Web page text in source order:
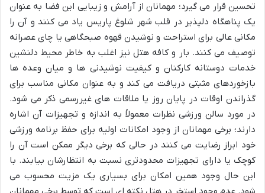
تحسین قرار می گیرد؛ مهمانان از آرامش و زیبایی این فضا به عنوان
یک پناهگاه دلپذیر در قلب شهر شلوغ پاریس یاد می کنند و آن را
مکانی عالی برای استراحت و نوشیدن قهوه صبحگاهی یا چای عصرانه
توصیف می کنند. بار و کافه هتل نیز اغلب به خاطر محیط دلنشین
خدمات دوستانه کارکنان و کیفیت نوشیدنی ها و میان وعده ها
بازخوردهای مثبتی دریافت می کند و به عنوان مکانی مناسب برای
گذراندن اوقات در پایان روز یا ملاقات های غیررسمی ذکر می شود.
در مورد سالن ورزشی نظرات معمولاً به اندازه و تجهیزات آن اشاره
دارند؛ برخی مهمانان از وجود امکانات اولیه برای حفظ برنامه ورزشی
خود ابراز رضایت می کنند در حالی که برخی دیگر ممکن است آن را
کوچک یا دارای تجهیزات محدودتری نسبت به انتظارشان بیابند. با
این حال وجود همین امکان برای بسیاری یک مزیت محسوب می